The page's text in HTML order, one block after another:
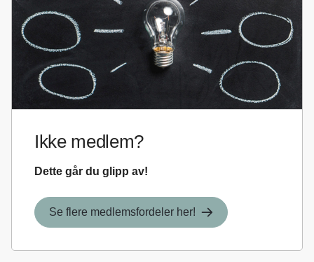
Ikke medlem?
Dette går du glipp av!
Se flere medlemsfordeler her!